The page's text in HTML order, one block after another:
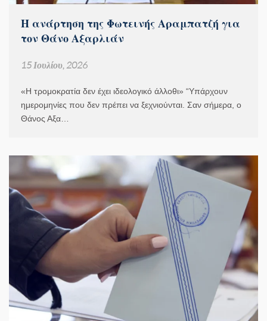
Η ανάρτηση της Φωτεινής Αραμπατζή για
τον Θάνο Αξαρλιάν
15 Ιουλίου, 2026
«Η τρομοκρατία δεν έχει ιδεολογικό άλλοθι» “Υπάρχουν
ημερομηνίες που δεν πρέπει να ξεχνιούνται. Σαν σήμερα, ο
Θάνος Αξα…